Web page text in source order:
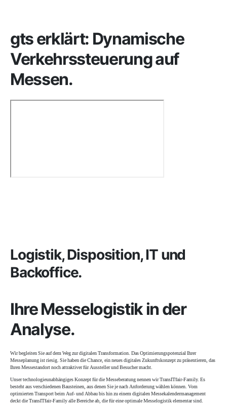
gts erklärt: Dynamische
Verkehrs­steuerung auf
Messen.
Logistik, Disposition, IT und
Backoffice.
Ihre Messe­logistik in der
Analyse.
Wir begleiten Sie auf dem Weg zur digitalen Transformation. Das Optimierungspotenzial Ihrer
Messeplanung ist riesig. Sie haben die Chance, ein neues digitales Zukunftskonzept zu präsentieren, das
Ihren Messestandort noch attraktiver für Aussteller und Besucher macht.
Unser technologieunabhängiges Konzept für die Messeberatung nennen wir TransITfair-Family. Es
besteht aus verschiedenen Bausteinen, aus denen Sie je nach Anforderung wählen können. Vom
optimierten Transport beim Auf- und Abbau bis hin zu einem digitalen Messekalendermanagement
deckt die TransITfair-Family alle Bereiche ab, die für eine optimale Messelogistik elementar sind.